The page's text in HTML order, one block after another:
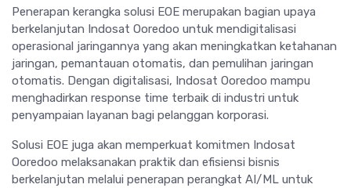
Penerapan kerangka solusi EOE merupakan bagian upaya
berkelanjutan Indosat Ooredoo untuk mendigitalisasi
operasional jaringannya yang akan meningkatkan ketahanan
jaringan, pemantauan otomatis, dan pemulihan jaringan
otomatis. Dengan digitalisasi, Indosat Ooredoo mampu
menghadirkan response time terbaik di industri untuk
penyampaian layanan bagi pelanggan korporasi.
Solusi EOE juga akan memperkuat komitmen Indosat
Ooredoo melaksanakan praktik dan efisiensi bisnis
berkelanjutan melalui penerapan perangkat AI/ML untuk